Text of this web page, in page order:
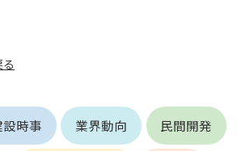
設時事 業界動向 民間開発
スワードの管理）
いて責任を負うものとします。
およびパスワードを、貸与、譲渡、売買、
ず、第三者に利用させることはできませ